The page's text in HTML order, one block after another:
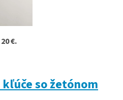
€.
so žetónom